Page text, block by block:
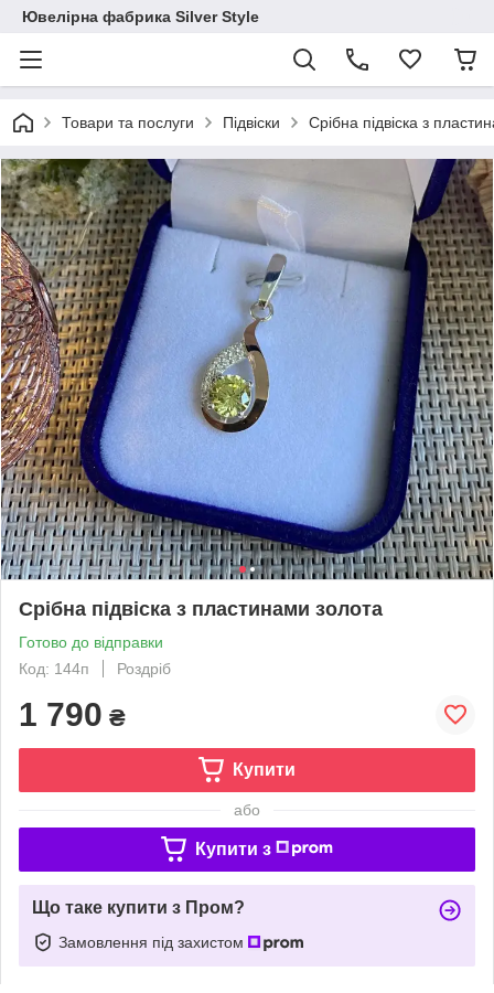
Ювелірна фабрика Silver Style
Товари та послуги Підвіски Срібна підвіска з
Срібна підвіска з пластинами золота
Готово до відправки
Код: 144п
Роздріб
1 790 ₴
Купити
або
Купити з
Що таке купити з Пром?
Замовлення під захистом